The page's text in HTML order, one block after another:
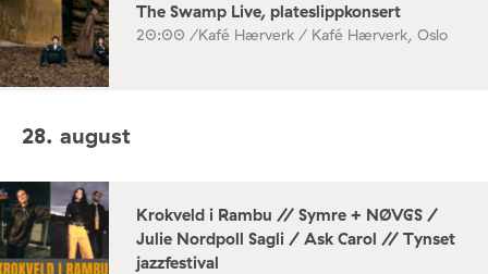
The Swamp Live, plateslippkonsert
20:00 /Kafé Hærverk / Kafé Hærverk, Oslo
28. august
Krokveld i Rambu // Symre + NØVGS /
Julie Nordpoll Sagli / Ask Carol // Tynset
jazzfestival